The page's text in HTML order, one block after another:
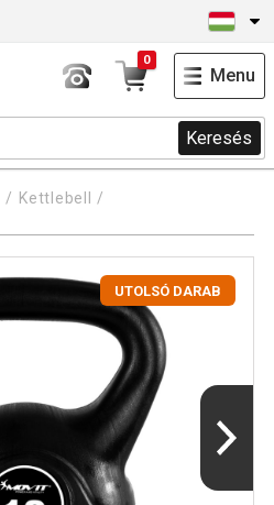
Keresés
0
Menu
Kettlebell
UTOLSÓ DARAB